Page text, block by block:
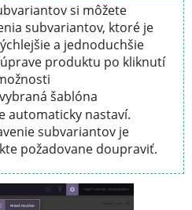
si môžete
subvariantov, ktoré je
a jednoduchšie
produktu po kliknutí
šablóna
automaticky nastaví.
subvariantov je
požadovane doupraviť.